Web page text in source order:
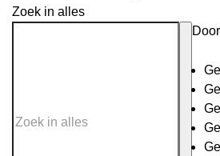
Zoek in alles